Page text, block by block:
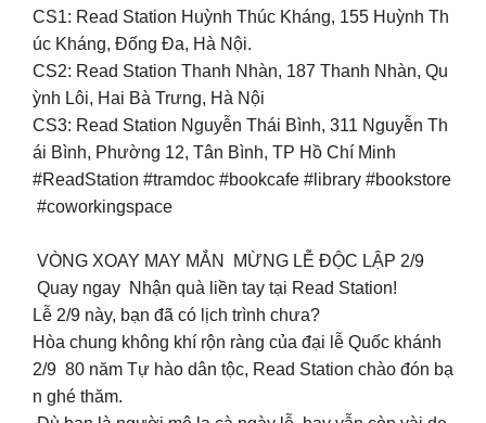
CS1: Read Station Huỳnh Thúc Kháng, 155 Huỳnh Th
úc Kháng, Đống Đa, Hà Nội.
CS2: Read Station Thanh Nhàn, 187 Thanh Nhàn, Qu
ỳnh Lôi, Hai Bà Trưng, Hà Nội
CS3: Read Station Nguyễn Thái Bình, 311 Nguyễn Th
ái Bình, Phường 12, Tân Bình, TP Hồ Chí Minh
#ReadStation #tramdoc #bookcafe #library #bookstore
#coworkingspace
VÒNG XOAY MAY MẮN MỪNG LỄ ĐỘC LẬP 2/9
Quay ngay Nhận quà liền tay tại Read Station!
Lễ 2/9 này, bạn đã có lịch trình chưa?
Hòa chung không khí rộn ràng của đại lễ Quốc khánh
2/9 80 năm Tự hào dân tộc, Read Station chào đón bạ
n ghé thăm.